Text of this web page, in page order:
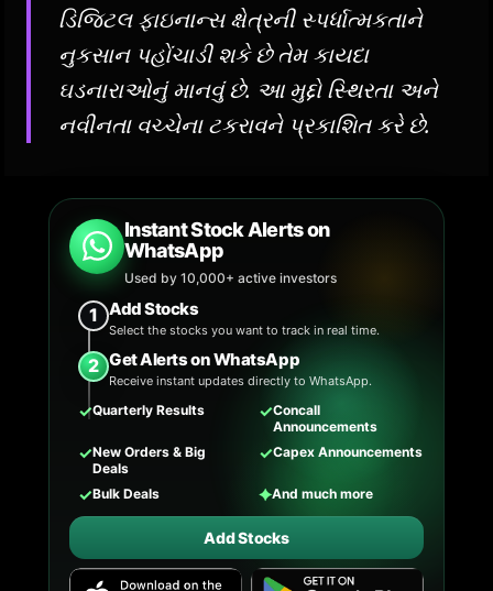
ડિજિટલ ફાઇનાન્સ ક્ષેત્રની સ્પર્ધાત્મકતાને
નુકસાન પહોંચાડી શકે છે તેમ કાયદા
ઘડનારાઓનું માનવું છે. આ મુદ્દો સ્થિરતા અને
નવીનતા વચ્ચેના ટકરાવને પ્રકાશિત કરે છે.
Instant Stock Alerts on
WhatsApp
Used by 10,000+ active investors
1 Add Stocks
Select the stocks you want to track in real time.
2 Get Alerts on WhatsApp
Receive instant updates directly to WhatsApp.
✓Quarterly Results ✓Concall
Announcements
✓New Orders & Big
Deals
✓Capex Announcements
✓Bulk Deals ✦And much more
Add Stocks